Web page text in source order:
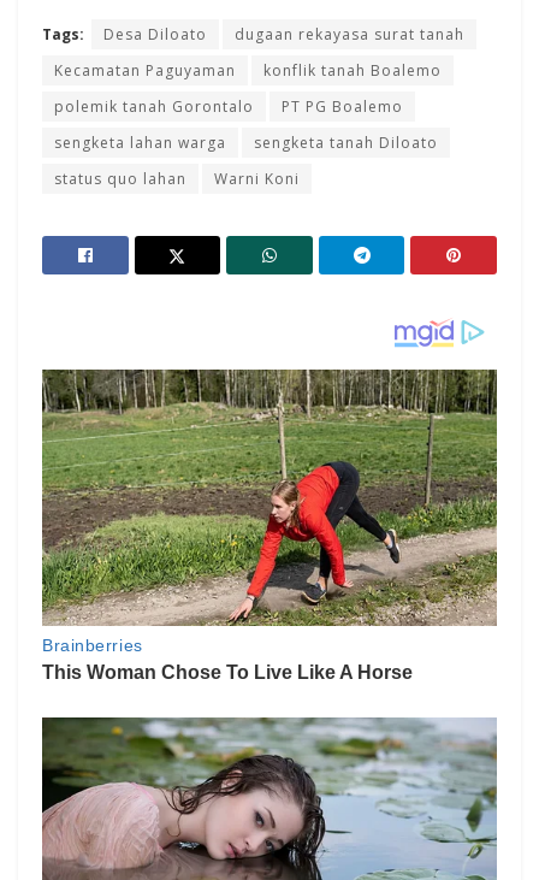
Tags: Desa Diloato
dugaan rekayasa surat tanah
Kecamatan Paguyaman
konflik tanah Boalemo
polemik tanah Gorontalo
PT PG Boalemo
sengketa lahan warga
sengketa tanah Diloato
status quo lahan
Warni Koni